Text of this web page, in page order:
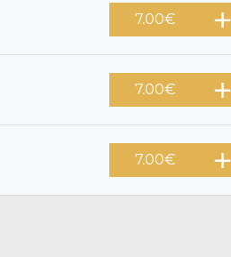
7.00€
7.00€
7.00€